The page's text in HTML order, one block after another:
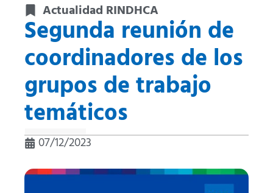
Actualidad RINDHCA
Segunda reunión de
coordinadores de los
grupos de trabajo
temáticos
07/12/2023